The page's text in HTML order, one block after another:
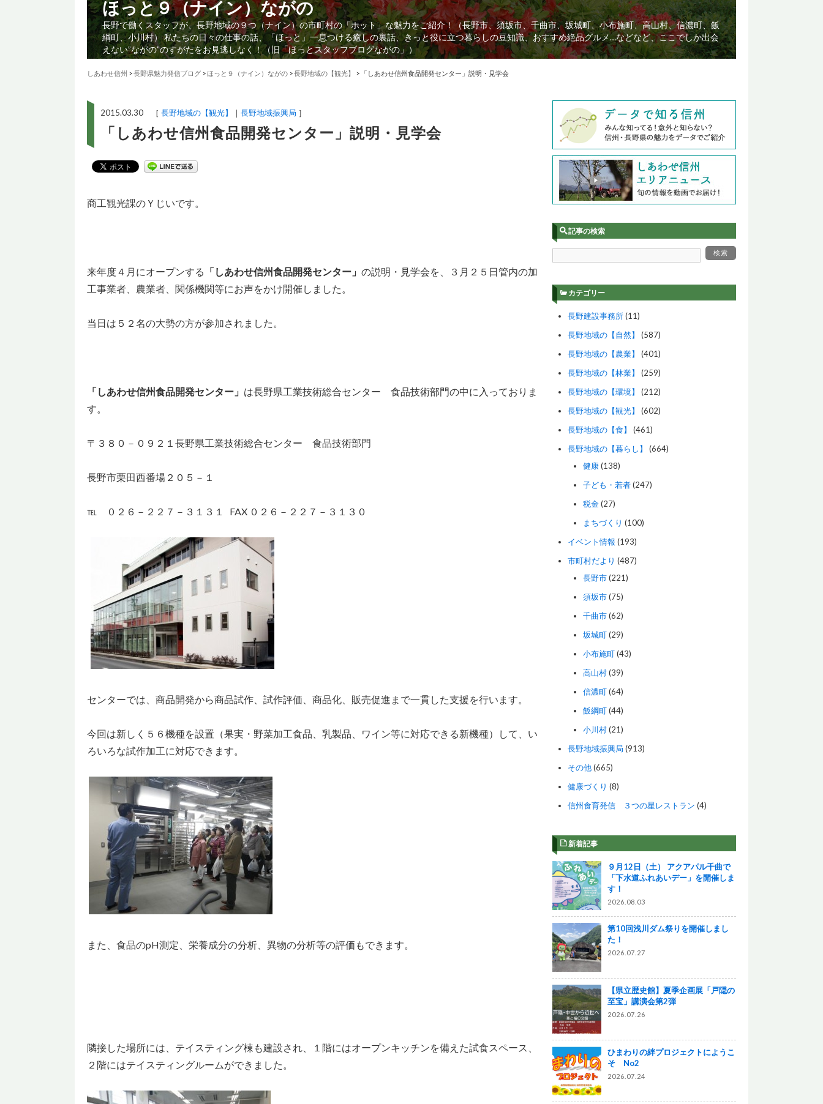
ほっと９（ナイン）ながの
長野で働くスタッフが、長野地域の９つ（ナイン）の市町村の「ホット」な魅力をご紹介！（長野市、須坂市、千曲市、坂城町、小布施町、高山村、信濃町、飯
綱町、小川村） 私たちの日々の仕事の話、「ほっと」一息つける癒しの裏話、きっと役に立つ暮らしの豆知識、おすすめ絶品グルメ…などなど、ここでしか出会
えない”ながの”のすがたをお見逃しなく！（旧「ほっとスタッフブログながの」）
しあわせ信州 >長野県魅力発信ブログ >ほっと９（ナイン）ながの >長野地域の【観光】 > 「しあわせ信州食品開発センター」説明・見学会
2015.03.30 ［ 長野地域の【観光】 長野地域振興局 ］
「しあわせ信州食品開発センター」説明・見学会
商工観光課のＹじいです。
来年度４月にオープンする 「しあわせ信州食品開発センター」 の説明・見学会を、３月２５日管内の加
工事業者、農業者、関係機関等にお声をかけ開催しました。
当日は５２名の大勢の方が参加されました。
「しあわせ信州食品開発センター」 は長野県工業技術総合センター 食品技術部門の中に入っておりま
す。
〒３８０－０９２１長野県工業技術総合センター 食品技術部門
長野市栗田西番場２０５－１
℡ ０２６－２２７－３１３１ FAX ０２６－２２７－３１３０
センターでは、商品開発から商品試作、試作評価、商品化、販売促進まで一貫した支援を行います。
今回は新しく５６機種を設置（果実・野菜加工食品、乳製品、ワイン等に対応できる新機種）して、い
ろいろな試作加工に対応できます。
また、食品のpH測定、栄養成分の分析、異物の分析等の評価もできます。
隣接した場所には、テイスティング棟も建設され、１階にはオープンキッチンを備えた試食スペース、
２階にはテイスティングルームができました。
記事の検索
カテゴリー
長野建設事務所(11)
長野地域の【自然】
(587)
長野地域の【農業】
(401)
長野地域の【林業】
(259)
長野地域の【環境】
(212)
長野地域の【観光】
(602)
長野地域の【食】
(461)
長野地域の【暮らし】
(664)
健康(138)
子ども・若者(247)
税金(27)
まちづくり (100)
イベント情報 (193)
市町村だより (487)
長野市(221)
須坂市(75)
千曲市(62)
坂城町(29)
小布施町(43)
高山村(39)
信濃町(64)
飯綱町(44)
小川村(21)
長野地域振興局 (913)
その他(665)
健康づくり (8)
信州食育発信 ３つの星レストラン (4)
新着記事
９月12日（土） アクアパル千曲で
「下水道ふれあいデー」を開催しま
す！
2026.08.03
第10回浅川ダム祭りを開催しまし
た！
2026.07.27
【県立歴史館】夏季企画展「戸隠の
至宝」講演会第2弾
2026.07.26
ひまわりの絆プロジェクトにようこ
そ No2
2026.07.24